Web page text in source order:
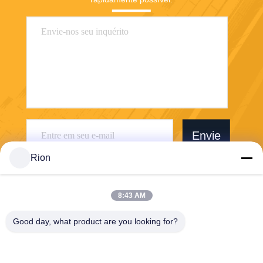
Envie
Shenzhen Rion Technology Co., Ltd.
Rion
8:43 AM
Good day, what product are you looking for?